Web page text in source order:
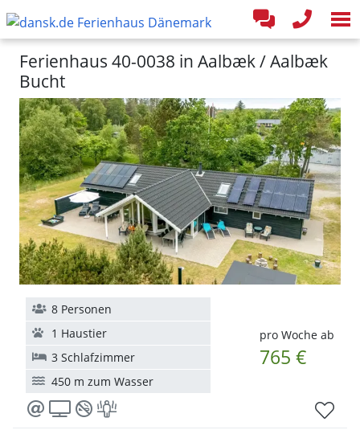
Ferienhaus 40-0038 in Aalbæk / Aalbæk
Bucht
pro Woche ab
765 €
8 Personen
1 Haustier
3 Schlafzimmer
450 m zum Wasser